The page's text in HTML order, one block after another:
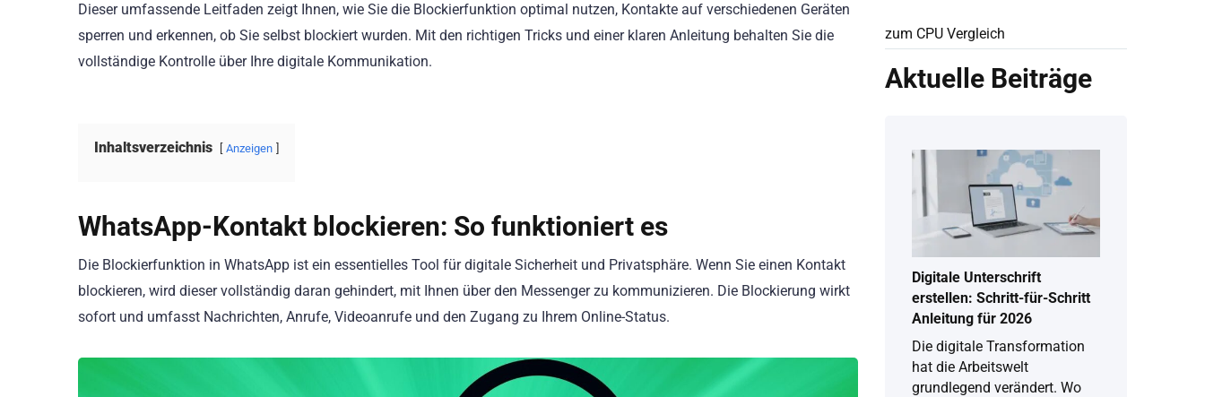
Dieser umfassende Leitfaden zeigt Ihnen, wie Sie die Blockierfunktion optimal nutzen, Kontakte auf verschiedenen Geräten
sperren und erkennen, ob Sie selbst blockiert wurden. Mit den richtigen Tricks und einer klaren Anleitung behalten Sie die
vollständige Kontrolle über Ihre digitale Kommunikation.
Inhaltsverzeichnis Anzeigen
WhatsApp-Kontakt blockieren: So funktioniert es
Die Blockierfunktion in WhatsApp ist ein essentielles Tool für digitale Sicherheit und Privatsphäre. Wenn Sie einen Kontakt
blockieren, wird dieser vollständig daran gehindert, mit Ihnen über den Messenger zu kommunizieren. Die Blockierung wirkt
sofort und umfasst Nachrichten, Anrufe, Videoanrufe und den Zugang zu Ihrem Online-Status.
zum CPU Vergleich
Aktuelle Beiträge
Digitale Unterschrift
erstellen: Schritt-für-Schritt
Anleitung für 2026
Die digitale Transformation
hat die Arbeitswelt
grundlegend verändert. Wo